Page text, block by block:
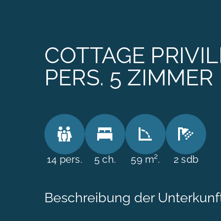
COTTAGE
PERS. 5 ZIMMER
14 pers. 5 ch. 59 m². 2 sdb
Beschreibung der